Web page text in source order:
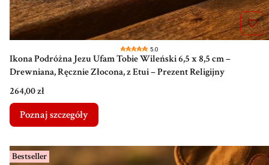
5.0
Ikona Podróżna Jezu Ufam Tobie Wileński 6,5 x 8,5 cm –
Drewniana, Ręcznie Złocona, z Etui – Prezent Religijny
Cena
264,00 zł
Poznaj szczegóły
Bestseller